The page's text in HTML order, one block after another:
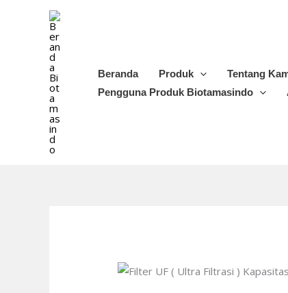
Beranda Produk Tentang
Pengguna Produk Biotamasindo